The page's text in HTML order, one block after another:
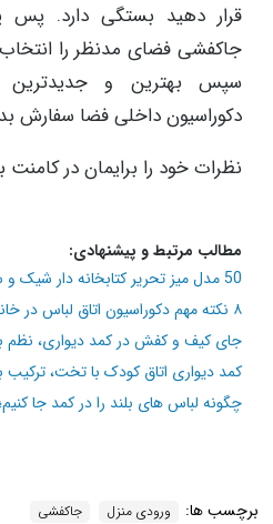
قرار دهید بستگی دارد. پس
جاکفشی فضای مدنظر را انتخاب و
سپس بهترین و جدیدترین
دکوراسیون داخلی فضا سفارش
نظرات خود را برایمان در کامنت
مطالب مرتبط و پیشنهادی:
50 مدل میز تحریر کتابخانه دار شیک و ساده 1403-2024
جای کیف و کفش در کمد دیواری، نظم
کمد دیواری اتاق کودک با تخت، ترکیب
چگونه لباس های بلند را در کمد جا
برچسب ها: ورودی منزل جاکفشی